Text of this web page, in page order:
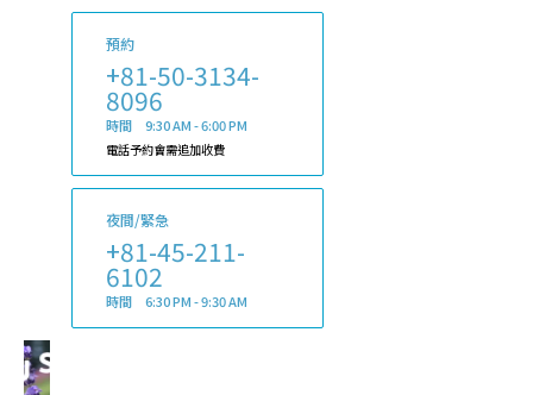
預約
+81-50-3134-
8096
時間 9:30 AM - 6:00 PM
電話予約會需追加收費
夜間/緊急
+81-45-211-
6102
時間 6:30 PM - 9:30 AM